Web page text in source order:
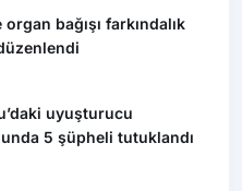
organ bağışı farkındalık
uyuşturucu
5 şüpheli tutuklandı